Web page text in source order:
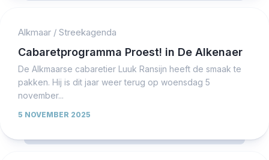
Alkmaar / Streekagenda
Cabaretprogramma Proest! in De Alkenaer
De Alkmaarse cabaretier Luuk Ransijn heeft de smaak te
pakken. Hij is dit jaar weer terug op woensdag 5
november...
5 NOVEMBER 2025